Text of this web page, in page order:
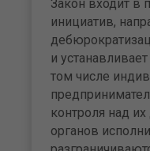
Закон входит в
инициатив,
и
том числе
контроля над
органов